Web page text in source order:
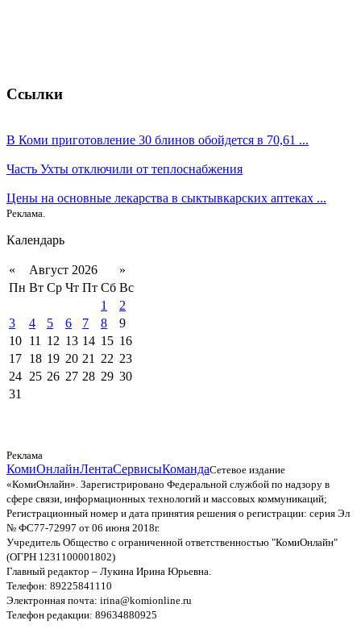
Ссылки
В Коми приготовление 30 блинов обойдется в 70,61 ...
Часть Ухты отключили от теплоснабжения
Цены на основные лекарства в сыктывкарских аптеках ...
Реклама.
Календарь
« Август 2026
»
Пн Вт Ср Чт Пт Сб Вс
1
2
3
4 5 6 7 8
9
10 11 12 13 14 15 16
17 18 19 20 21 22 23
24 25 26 27 28 29 30
31
Реклама
КомиОнлайнЛентаСервисыКомандаСетевое издание
«КомиОнлайн». Зарегистрировано Федеральной службой по надзору в
сфере связи, информационных технологий и массовых коммуникаций;
Регистрационный номер и дата принятия решения о регистрации: серия Эл
№ ФС77-72997 от 06 июня 2018г.
Учредитель Общество с ограниченной ответственностью "КомиОнлайн"
(ОГРН 1231100001802)
Главный редактор – Лукина Ирина Юрьевна.
Телефон: 89225841110
Электронная почта: irina@komionline.ru
Телефон редакции: 89634880925